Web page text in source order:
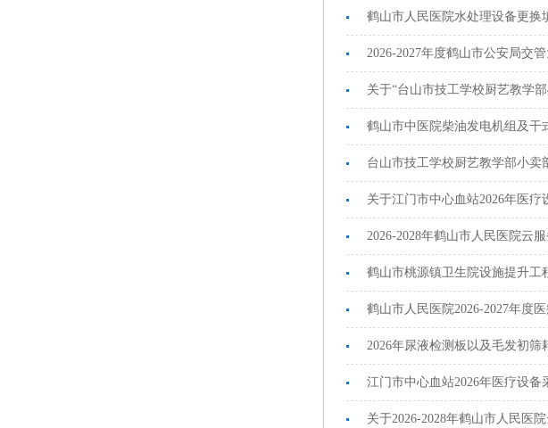
鹤山市人民医院水处理设备更换
2026-2027年度鹤山市公安局交管大队痕迹
关于“台山市技工学校厨艺教学部
鹤山市中医院柴油发电机组及干
台山市技工学校厨艺教学部小卖
关于江门市中心血站2026年医
2026-2028年鹤山市人民医院云
鹤山市桃源镇卫生院设施提升工
鹤山市人民医院2026-2027年度
2026年尿液检测板以及毛发初筛
江门市中心血站2026年医疗设备
关于2026-2028年鹤山市人民医